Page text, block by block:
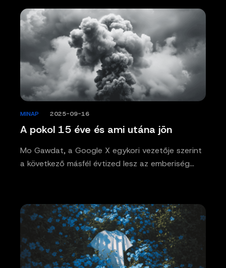
A pokol 15 éve és ami utána jön
MINAP 2025-09-16
Mo Gawdat, a Google X egykori vezetője szerint
a következő másfél évtized lesz az emberiség…